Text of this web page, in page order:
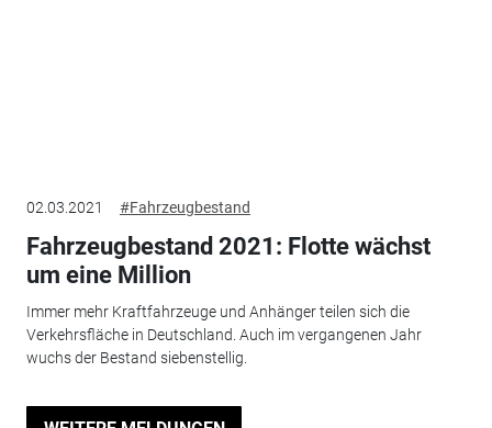
02.03.2021 #Fahrzeugbestand
Fahrzeugbestand 2021: Flotte wächst
um eine Million
Immer mehr Kraftfahrzeuge und Anhänger teilen sich die
Verkehrsfläche in Deutschland. Auch im vergangenen Jahr
wuchs der Bestand siebenstellig.